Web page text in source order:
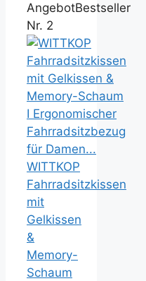
AngebotBestseller
Nr. 2
WITTKOP
Fahrradsitzkissen
mit
Gelkissen
&
Memory-
Schaum